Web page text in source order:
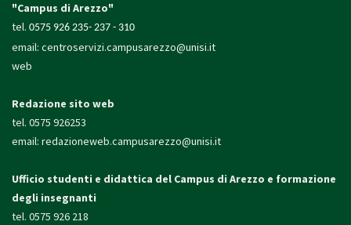
"Campus di Arezzo"
tel. 0575 926 235- 237 - 310
email: centroservizi.campusarezzo@unisi.it
web
Redazione sito web
tel. 0575 926253
email: redazioneweb.campusarezzo@unisi.it
Ufficio studenti e didattica del Campus di Arezzo e formazione
degli insegnanti
tel. 0575 926 218